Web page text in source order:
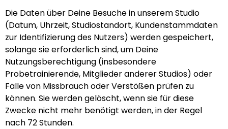
Die Daten über Deine Besuche in unserem Studio
(Datum, Uhrzeit, Studiostandort, Kundenstammdaten
zur Identifizierung des Nutzers) werden gespeichert,
solange sie erforderlich sind, um Deine
Nutzungsberechtigung (insbesondere
Probetrainierende, Mitglieder anderer Studios) oder
Fälle von Missbrauch oder Verstößen prüfen zu
können. Sie werden gelöscht, wenn sie für diese
Zwecke nicht mehr benötigt werden, in der Regel
nach 72 Stunden.